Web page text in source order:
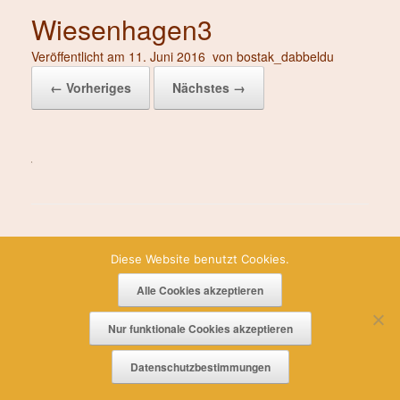
Wiesenhagen3
Veröffentlicht am 11. Juni 2016 von bostak_dabbeldu
← Vorheriges
Nächstes →
Impressum|Datenschutz
Theme bySiteOrigin
Diese Website benutzt Cookies.
Alle Cookies akzeptieren
Nur funktionale Cookies akzeptieren
Datenschutzbestimmungen